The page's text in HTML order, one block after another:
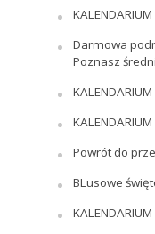
Darmowa
Poznasz
Powrót do
BLusowe